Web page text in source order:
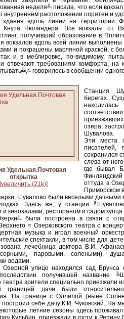
неделя╩ писала, что если
внутреннем расположении опрятен и
здания вдоль линии на территории
Кнута Нюландера. Все вокзалы от
получивший образование в
вокзалов вдоль всей линии
и покрашены масляной краской, с
и в меблировке, по-видимому,
отвечают требованиям комфорта,
говорилось в сообщении
Удельная.Почтовая
открытка
[увеличить (21k)]
Станция
берегах
озера,
Шувалова.
Эти места
писателей,
сохранился
слева от
где бывал
оттуда в
Приморском
Шувалово были веселыми дачными
Здесь же, у станции
и кинозалами, рестораном и садом
была построена в связи с
≈ Озерковского театра с
музыка и играл военный
спектакли, в том числе для
лечебница доктора В.И.
паровыми, солеными),
водами.
улице находился сад Брунса
получившей название
театра зрители специально приезжали
границей дачи были
На границе с Оллилой (ныне
себе дачу К.И. Чуковский. На
летние сезоны здесь
Кульбин, приезжали в гости к